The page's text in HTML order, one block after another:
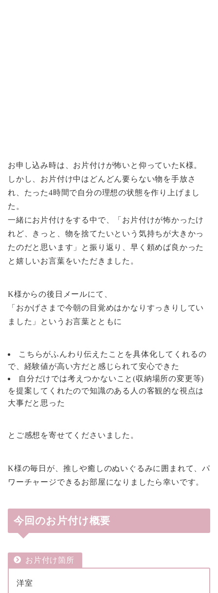
お申し込み時は、お片付けが怖いと仰っていたK様。
しかし、お片付け中はどんどん要らない物を手放さ
れ、たった4時間で自分の理想の状態を作り上げまし
た。
一緒にお片付けをする中で、「お片付けが怖かったけ
れど、きっと、物を捨てたいという気持ちが大きかっ
たのだと思います」と振り返り、早く頼めば良かった
と嬉しいお言葉をいただきました。
K様からの後日メールにて、
「おかげさまで今朝の目覚めはかなりすっきりしてい
ました」というお言葉とともに
こちらがふんわり伝えたことを具体化してくれるの
で、経験値が高い方だと感じられて安心できた
自分だけでは考えつかないこと(収納場所の変更等)
を提案してくれたので知識のある人の客観的な視点は
大事だと思った
とご感想を寄せてくださいました。
K様の毎日が、推しや癒しのぬいぐるみに囲まれて、パ
ワーチャージできるお部屋になりましたら幸いです。
今回のお片付け概要
お片付け箇所
洋室